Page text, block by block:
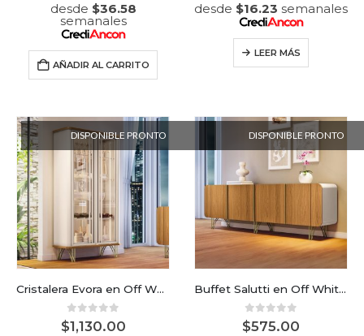
desde $36.58
semanales
AÑADIR AL CARRITO
desde $16.23 semanales
LEER MÁS
DISPONIBLE PRONTO
Cristalera Evora en Off White/ Cinamomo
0out of 5
$1,130.00
DISPONIBLE PRONTO
Buffet Salutti en Off White/ Cinamono
0out of 5
$575.00